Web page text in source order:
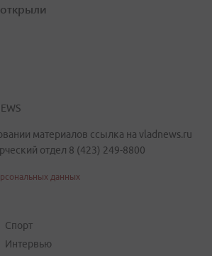
материалов ссылка на vladnews.ru
отдел 8 (423) 249-8800
данных
Спорт
Интервью